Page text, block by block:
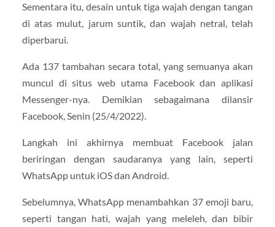
Sementara itu, desain untuk tiga wajah dengan tangan
di atas mulut, jarum suntik, dan wajah netral, telah
diperbarui.
Ada 137 tambahan secara total, yang semuanya akan
muncul di situs web utama Facebook dan aplikasi
Messenger-nya. Demikian sebagaimana dilansir
Facebook, Senin (25/4/2022).
Langkah ini akhirnya membuat Facebook jalan
beriringan dengan saudaranya yang lain, seperti
WhatsApp untuk iOS dan Android.
Sebelumnya, WhatsApp menambahkan 37 emoji baru,
seperti tangan hati, wajah yang meleleh, dan bibir